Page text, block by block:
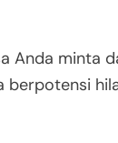
Anda minta
berpotensi